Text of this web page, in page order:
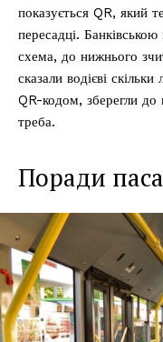
показується QR, який
пересадці.
схема, до нижнього
сказали водієві
QR-кодом, зберегли до
треба.
Поради